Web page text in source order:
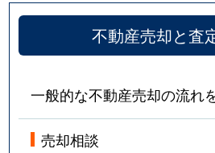
不動産売却と査
一般的な不動産売却の流れ
売却相談